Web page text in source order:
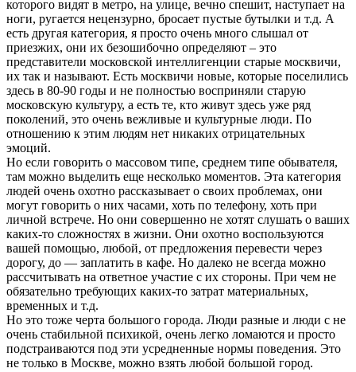
которого видят в метро, на улице, вечно спешит, наступает на
ноги, ругается нецензурно, бросает пустые бутылки и т.д. А
есть другая категория, я просто очень много слышал от
приезжих, они их безошибочно определяют – это
представители московской интеллигенции старые москвичи,
их так и называют. Есть москвичи новые, которые поселились
здесь в 80-90 годы и не полностью восприняли старую
московскую культуру, а есть те, кто живут здесь уже ряд
поколений, это очень вежливые и культурные люди. По
отношению к этим людям нет никаких отрицательных
эмоций.
Но если говорить о массовом типе, среднем типе обывателя,
там можно выделить еще несколько моментов. Эта категория
людей очень охотно рассказывает о своих проблемах, они
могут говорить о них часами, хоть по телефону, хоть при
личной встрече. Но они совершенно не хотят слушать о ваших
каких-то сложностях в жизни. Они охотно воспользуются
вашей помощью, любой, от предложения перевести через
дорогу, до — заплатить в кафе. Но далеко не всегда можно
рассчитывать на ответное участие с их стороны. При чем не
обязательно требующих каких-то затрат материальных,
временных и т.д.
Но это тоже черта большого города. Люди разные и люди с не
очень стабильной психикой, очень легко ломаются и просто
подстраиваются под эти усредненные нормы поведения. Это
не только в Москве, можно взять любой большой город.